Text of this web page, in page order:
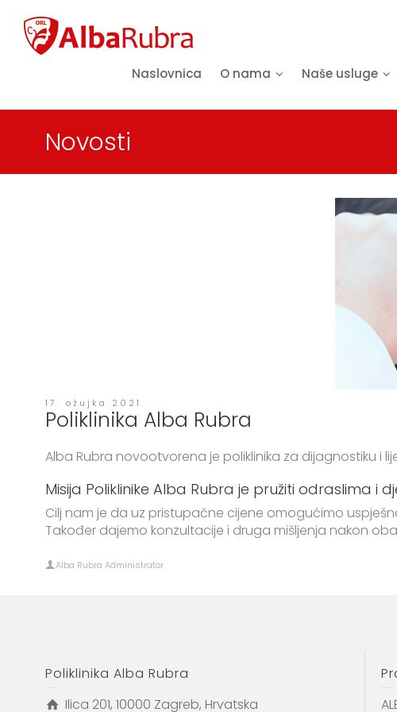
Naslovnica O nama Naše usluge
Novosti
17. ožujka 2021.
Poliklinika Alba Rubra
Alba Rubra novootvorena je poliklinika za dijagnostiku i
Misija Poliklinike Alba Rubra je pružiti odraslima i
Cilj nam je da uz pristupačne cijene omogućimo
Također dajemo konzultacije i druga mišljenja nakon
Alba Rubra Administrator
Poliklinika Alba Rubra
Ilica 201, 10000 Zagreb, Hrvatska